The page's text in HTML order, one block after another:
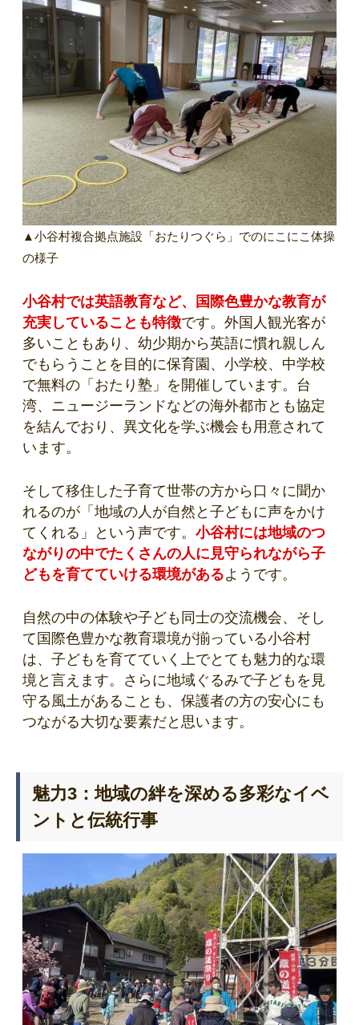
▲小谷村複合拠点施設「おたりつぐら」でのにこにこ体操
の様子
小谷村では英語教育など、国際色豊かな教育が
充実していることも特徴です。外国人観光客が
多いこともあり、幼少期から英語に慣れ親しん
でもらうことを目的に保育園、小学校、中学校
で無料の「おたり塾」を開催しています。台
湾、ニュージーランドなどの海外都市とも協定
を結んでおり、異文化を学ぶ機会も用意されて
います。
そして移住した子育て世帯の方から口々に聞か
れるのが「地域の人が自然と子どもに声をかけ
てくれる」という声です。 小谷村には地域のつ
ながりの中でたくさんの人に見守られながら子
どもを育てていける環境があるようです。
自然の中の体験や子ども同士の交流機会、そし
て国際色豊かな教育環境が揃っている小谷村
は、子どもを育てていく上でとても魅力的な環
境と言えます。さらに地域ぐるみで子どもを見
守る風土があることも、保護者の方の安心にも
つながる大切な要素だと思います。
魅力3：地域の絆を深める多彩なイベ
ントと伝統行事